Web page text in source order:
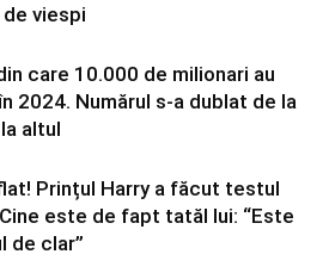
de viespi
care 10.000 de milionari au
2024. Numărul s-a dublat de la
altul
Prințul Harry a făcut testul
este de fapt tatăl lui: “Este
de clar”